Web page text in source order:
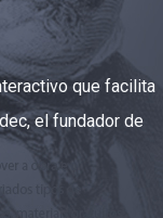
debajo
▸
lo que
que facilita
el fundador de